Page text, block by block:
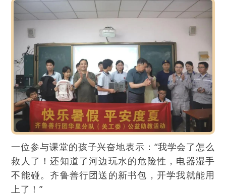
一位参与课堂的孩子兴奋地表示：“我学会了怎么
救人了！还知道了河边玩水的危险性，电器湿手
不能碰。齐鲁善行团送的新书包，开学我就能用
上了！”